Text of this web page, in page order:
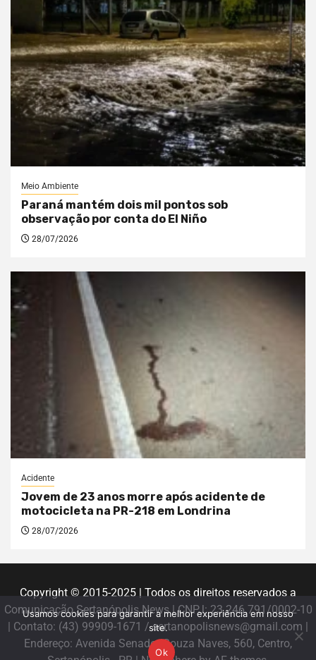
Meio Ambiente
Paraná mantém dois mil pontos sob
observação por conta do El Niño
28/07/2026
Acidente
Jovem de 23 anos morre após acidente de
motocicleta na PR-218 em Londrina
28/07/2026
Copyright © 2015-2025 | Todos os direitos reservados a
Comunicação Sertanópolis News | CNPJ: 23.246.791/0002-10
| Contato: (43) 99909-1671 / sertanopolisnews@gmail.com |
Endereço: Avenida Senador Souza Naves, 560, Centro,
Usamos cookies para garantir a melhor experiência em nosso
site.
Ok